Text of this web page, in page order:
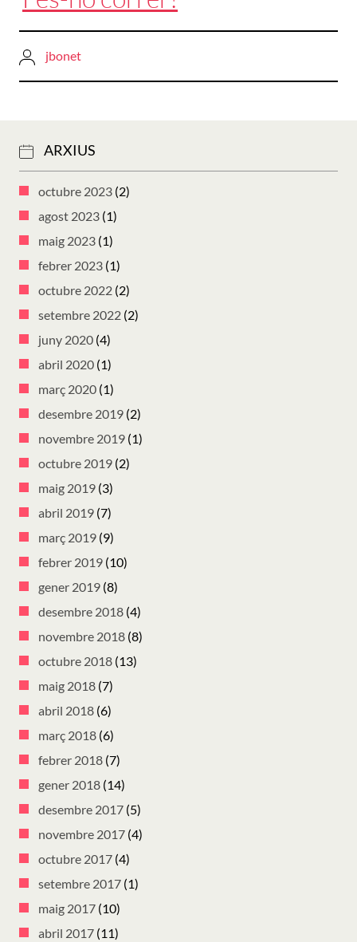
jbonet
ARXIUS
octubre 2023 (2)
agost 2023 (1)
maig 2023 (1)
febrer 2023 (1)
octubre 2022 (2)
setembre 2022 (2)
juny 2020 (4)
abril 2020 (1)
març 2020 (1)
desembre 2019 (2)
novembre 2019 (1)
octubre 2019 (2)
maig 2019 (3)
abril 2019 (7)
març 2019 (9)
febrer 2019 (10)
gener 2019 (8)
desembre 2018 (4)
novembre 2018 (8)
octubre 2018 (13)
maig 2018 (7)
abril 2018 (6)
març 2018 (6)
febrer 2018 (7)
gener 2018 (14)
desembre 2017 (5)
novembre 2017 (4)
octubre 2017 (4)
setembre 2017 (1)
maig 2017 (10)
abril 2017 (11)